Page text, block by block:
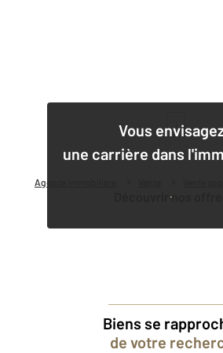
Agence immobilière
Vous
une carrière dans
Découvrir nos offres
1
Biens se
de votre